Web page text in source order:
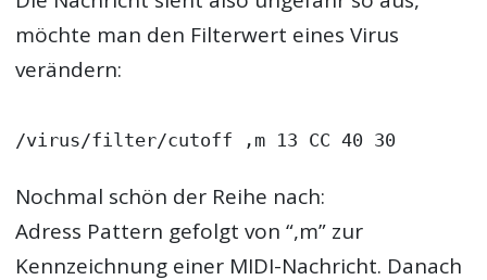
möchte man den Filterwert eines Virus
verändern:
Nochmal schön der Reihe nach:
Adress Pattern gefolgt von “,m” zur
Kennzeichnung einer MIDI-Nachricht. Danach